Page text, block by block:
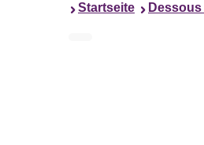
Startseite